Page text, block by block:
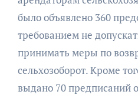
было объявлено 360
требованием не
принимать меры по
сельхозоборот. Кроме
выдано 70 предписаний